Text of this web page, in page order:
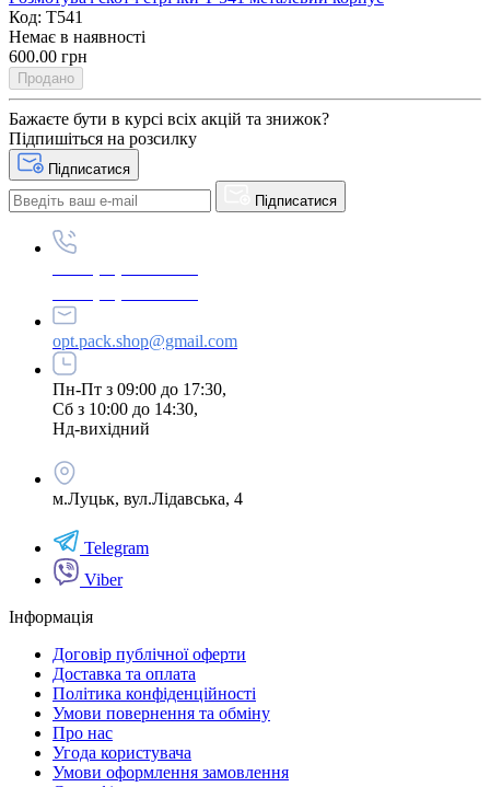
Код: T541
Немає в наявності
600.00 грн
Продано
Бажаєте бути в курсі всіх акцій та знижок?
Підпишіться на розсилку
Підписатися
Підписатися
opt.pack.shop@gmail.com
Пн-Пт з 09:00 до 17:30,
Сб з 10:00 до 14:30,
Нд-вихідний
м.Луцьк, вул.Лідавська, 4
Telegram
Viber
Інформація
Договір публічної оферти
Доставка та оплата
Політика конфіденційності
Умови повернення та обміну
Про нас
Угода користувача
Умови оформлення замовлення